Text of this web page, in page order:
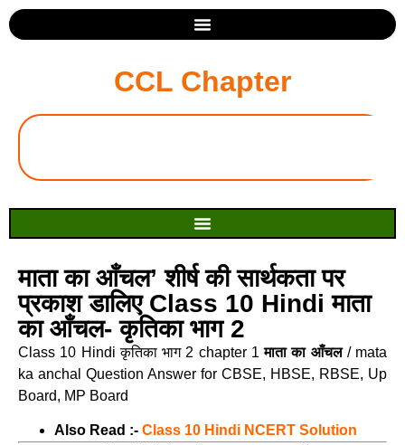
CCL Chapter
माता का आँचल’ शीर्ष की सार्थकता पर
प्रकाश डालिए Class 10 Hindi माता
का आँचल- कृतिका भाग 2
Class 10 Hindi कृतिका भाग 2 chapter 1माता का आँचल / mata
ka anchal Question Answer for CBSE, HBSE, RBSE, Up
Board, MP Board
Also Read :- Class 10 Hindi NCERT Solution